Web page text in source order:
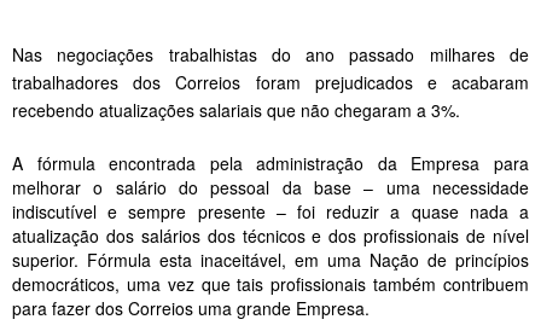
Nas negociações trabalhistas do ano passado milhares de
trabalhadores dos Correios foram prejudicados e acabaram
recebendo atualizações salariais que não chegaram a 3%.
A fórmula encontrada pela administração da Empresa para
melhorar o salário do pessoal da base – uma necessidade
indiscutível e sempre presente – foi reduzir a quase nada a
atualização dos salários dos técnicos e dos profissionais de nível
superior. Fórmula esta inaceitável, em uma Nação de princípios
democráticos, uma vez que tais profissionais também contribuem
para fazer dos Correios uma grande Empresa.